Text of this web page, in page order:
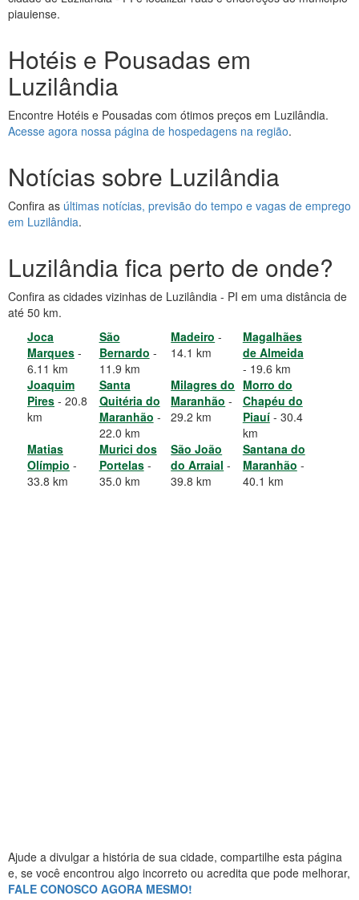
piauiense.
Hotéis e Pousadas em
Luzilândia
Encontre Hotéis e Pousadas com ótimos preços em Luzilândia.
Acesse agora nossa página de hospedagens na região.
Notícias sobre Luzilândia
Confira as últimas notícias, previsão do tempo e vagas de emprego
em Luzilândia.
Luzilândia fica perto de onde?
Confira as cidades vizinhas de Luzilândia - PI em uma distância de
até 50 km.
Joca
Marques -
6.11 km
São
Bernardo -
11.9 km
Madeiro -
14.1 km
Magalhães
de Almeida
- 19.6 km
Joaquim
Pires - 20.8
km
Santa
Quitéria do
Maranhão -
22.0 km
Milagres do
Maranhão -
29.2 km
Morro do
Chapéu do
Piauí- 30.4
km
Matias
Olímpio -
33.8 km
Murici dos
Portelas-
35.0 km
São João
do Arraial -
39.8 km
Santana do
Maranhão -
40.1 km
Ajude a divulgar a história de sua cidade, compartilhe esta página
e, se você encontrou algo incorreto ou acredita que pode melhorar,
FALE CONOSCO AGORA MESMO!